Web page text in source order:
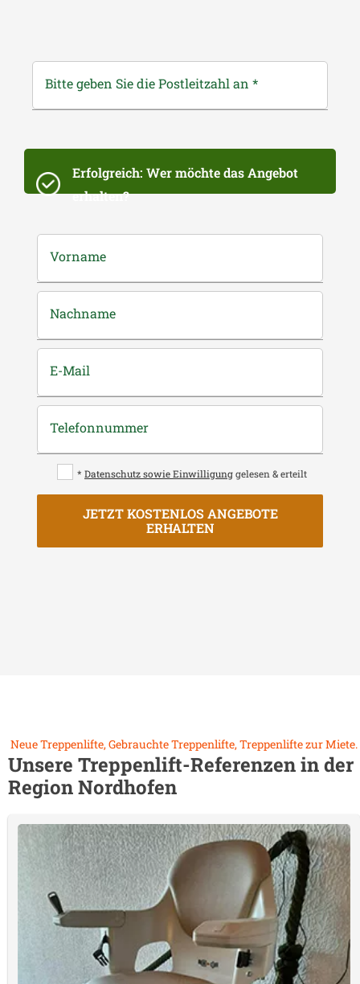
Bitte geben Sie die Postleitzahl an *
Erfolgreich: Wer möchte das Angebot
erhalten?
Vorname
Nachname
E-Mail
Telefonnummer
* Datenschutz sowie Einwilligung gelesen & erteilt
JETZT KOSTENLOS ANGEBOTE
ERHALTEN
Neue Treppenlifte, Gebrauchte Treppenlifte, Treppenlifte zur Miete.
Unsere Treppenlift-Referenzen in der
RegionNordhofen